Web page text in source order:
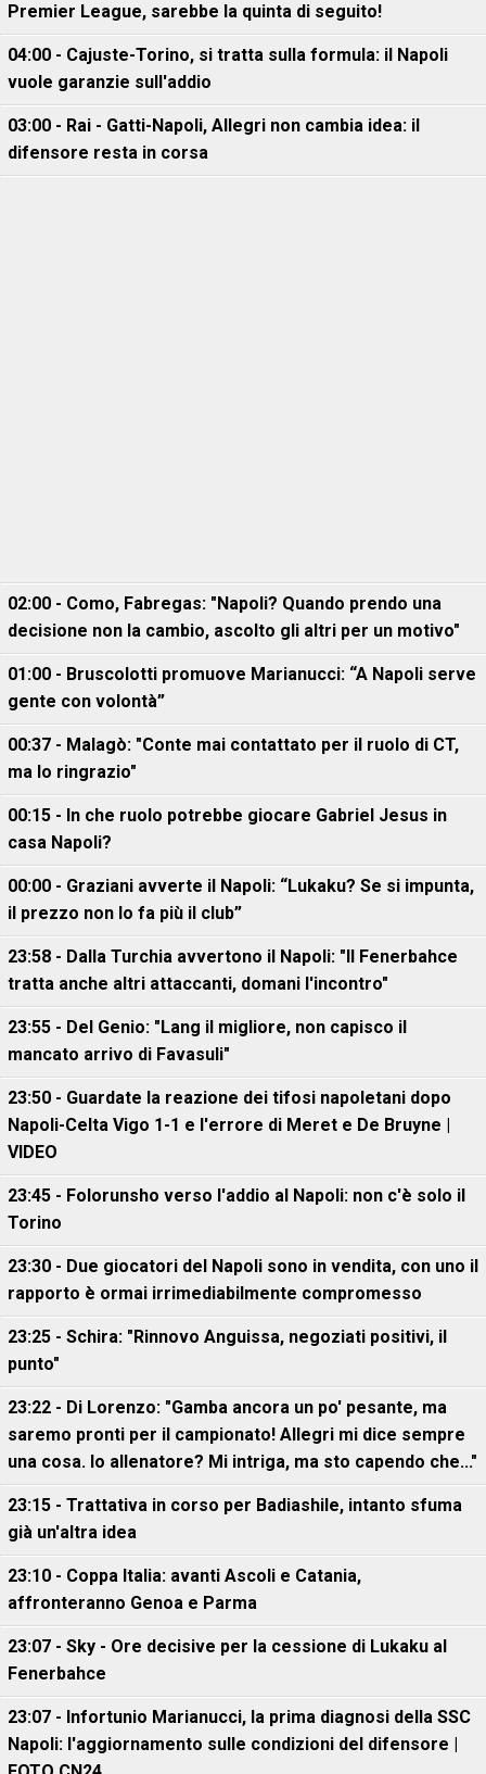
Premier League, sarebbe la quinta di seguito!
04:00 - Cajuste-Torino, si tratta sulla formula: il Napoli
vuole garanzie sull'addio
03:00 - Rai - Gatti-Napoli, Allegri non cambia idea: il
difensore resta in corsa
02:00 - Como, Fabregas: "Napoli? Quando prendo una
decisione non la cambio, ascolto gli altri per un motivo"
01:00 - Bruscolotti promuove Marianucci: “A Napoli serve
gente con volontà”
00:37 - Malagò: "Conte mai contattato per il ruolo di CT,
ma lo ringrazio"
00:15 - In che ruolo potrebbe giocare Gabriel Jesus in
casa Napoli?
00:00 - Graziani avverte il Napoli: “Lukaku? Se si impunta,
il prezzo non lo fa più il club”
23:58 - Dalla Turchia avvertono il Napoli: "Il Fenerbahce
tratta anche altri attaccanti, domani l'incontro"
23:55 - Del Genio: "Lang il migliore, non capisco il
mancato arrivo di Favasuli"
23:50 - Guardate la reazione dei tifosi napoletani dopo
Napoli-Celta Vigo 1-1 e l'errore di Meret e De Bruyne |
VIDEO
23:45 - Folorunsho verso l'addio al Napoli: non c'è solo il
Torino
23:30 - Due giocatori del Napoli sono in vendita, con uno il
rapporto è ormai irrimediabilmente compromesso
23:25 - Schira: "Rinnovo Anguissa, negoziati positivi, il
punto"
23:22 - Di Lorenzo: "Gamba ancora un po' pesante, ma
saremo pronti per il campionato! Allegri mi dice sempre
una cosa. Io allenatore? Mi intriga, ma sto capendo che..."
23:15 - Trattativa in corso per Badiashile, intanto sfuma
già un'altra idea
23:10 - Coppa Italia: avanti Ascoli e Catania,
affronteranno Genoa e Parma
23:07 - Sky - Ore decisive per la cessione di Lukaku al
Fenerbahce
23:07 - Infortunio Marianucci, la prima diagnosi della SSC
Napoli: l'aggiornamento sulle condizioni del difensore |